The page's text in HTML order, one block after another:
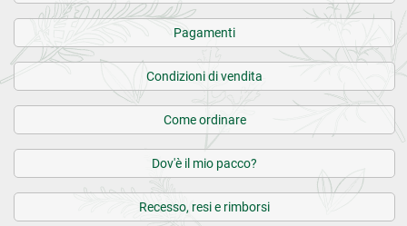
Pagamenti
Condizioni di vendita
Come ordinare
Dov'è il mio pacco?
Recesso, resi e rimborsi